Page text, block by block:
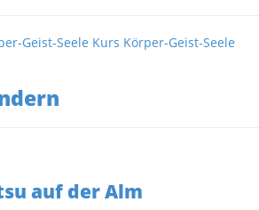
Geist-Seele Kurs Körper-Geist-Seele
auf der Alm